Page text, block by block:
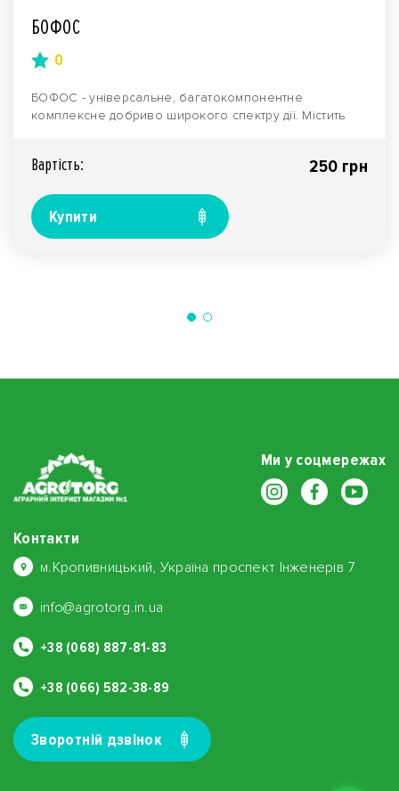
БОФОС
0
БОФОС - універсальне, багатокомпонентне
комплексне добриво широкого спектру дії. Містить
Вартiсть: 250 грн
Купити
Ми у соцмережах
Контакти
м.Кропивницький, Україна проспект Інженерів 7
info@agrotorg.in.ua
+38 (068) 887-81-83
+38 (066) 582-38-89
Зворотнiй дзвiнок